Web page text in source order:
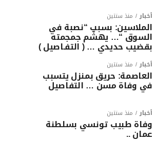
أخبار منذ سنتين
الملاسين: بسبب “نصبة في
السوق “… يهشّم جمجمته
بقضيب حديدي … ( التفـاصيل )
أخبار منذ سنتين
العاصمة: حريق بمنزل يتسبب
في وفاة مسن … التفاصيل
أخبار منذ سنتين
وفاة طبيب تونسي بسلطنة
عمان ..